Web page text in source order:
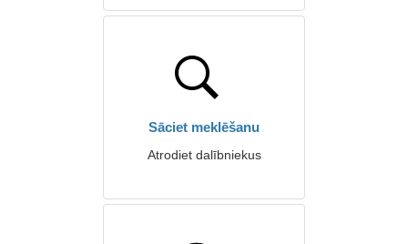
Sāciet meklēšanu
Atrodiet dalībniekus